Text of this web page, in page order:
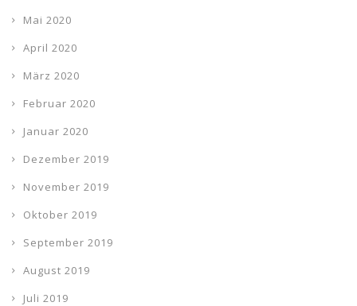
Mai 2020
April 2020
März 2020
Februar 2020
Januar 2020
Dezember 2019
November 2019
Oktober 2019
September 2019
August 2019
Juli 2019